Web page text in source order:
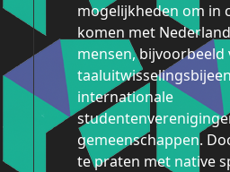
mogelijkheden om in
komen met
mensen, bijvoorbeeld
internationale
gemeenschappen.
te praten met native